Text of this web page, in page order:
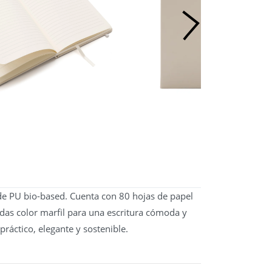
PU bio-based. Cuenta con 80 hojas de papel
color marfil para una escritura cómoda y
elegante y sostenible.